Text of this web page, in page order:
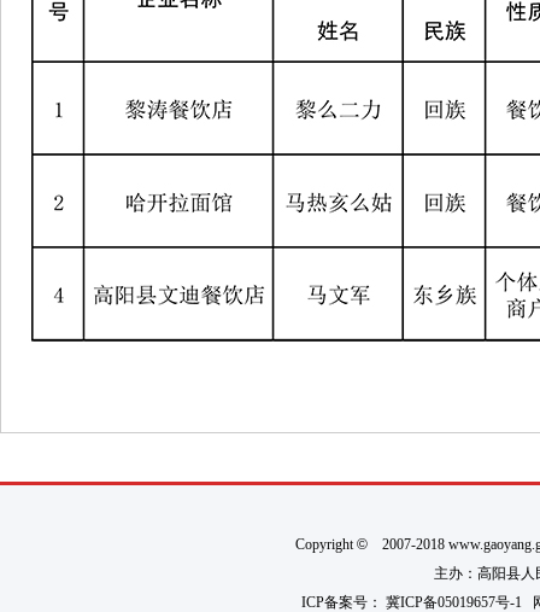
Copyright©2007-2018
主办：高阳县人
ICP备案号： 冀ICP备05019657号-1网